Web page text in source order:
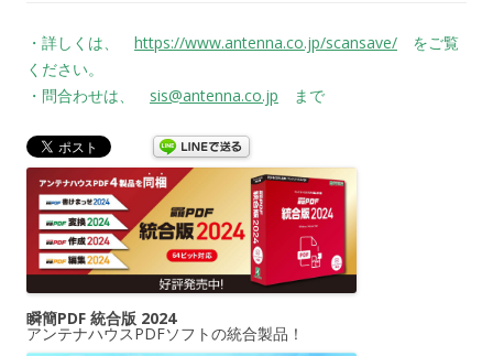
・詳しくは、 https://www.antenna.co.jp/scansave/ をご覧
ください。
・問合わせは、 sis@antenna.co.jp まで
瞬簡PDF 統合版 2024
アンテナハウスPDFソフトの統合製品！